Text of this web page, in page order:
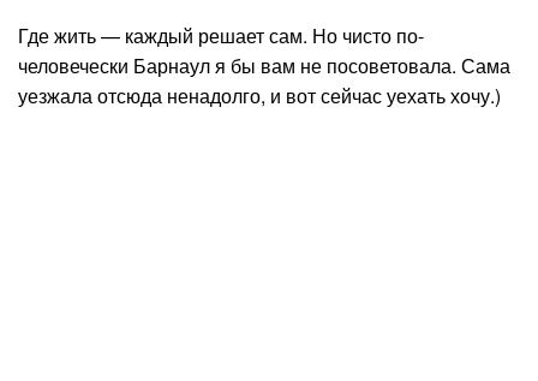
Где жить — каждый решает сам. Но чисто по-
человечески Барнаул я бы вам не посоветовала. Сама
уезжала отсюда ненадолго, и вот сейчас уехать хочу.)